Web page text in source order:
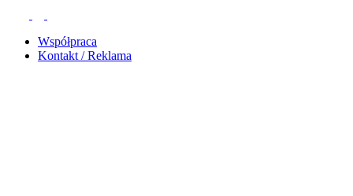
Współpraca
Kontakt / Reklama